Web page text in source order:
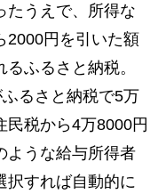
うえで、所得な
2000円を引いた額
ふるさと納税。
るさと納税で5万
民税から4万8000円
ような給与所得者
択すれば自動的に